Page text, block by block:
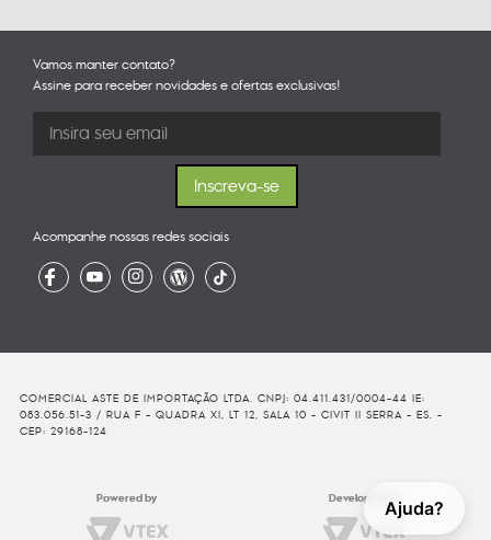
Ajuda?
Vamos manter contato?
Assine para receber novidades e ofertas exclusivas!
Acompanhe nossas redes sociais
COMERCIAL ASTE DE IMPORTAÇÃO LTDA. CNPJ: 04.411.431/0004-44 IE:
083.056.51-3 / RUA F - QUADRA XI, LT 12, SALA 10 - CIVIT II SERRA - ES. -
CEP: 29168-124
Powered by Developed By